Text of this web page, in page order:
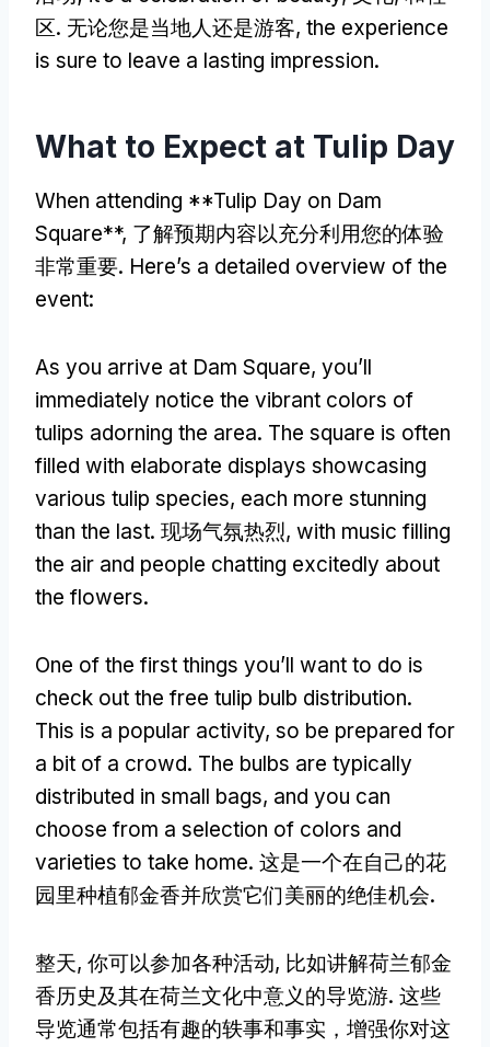
区. 无论您是当地人还是游客, the experience
is sure to leave a lasting impression.
What to Expect at Tulip Day
When attending **Tulip Day on Dam
Square**, 了解预期内容以充分利用您的体验
非常重要. Here’s a detailed overview of the
event:
As you arrive at Dam Square, you’ll
immediately notice the vibrant colors of
tulips adorning the area. The square is often
filled with elaborate displays showcasing
various tulip species, each more stunning
than the last. 现场气氛热烈, with music filling
the air and people chatting excitedly about
the flowers.
One of the first things you’ll want to do is
check out the free tulip bulb distribution.
This is a popular activity, so be prepared for
a bit of a crowd. The bulbs are typically
distributed in small bags, and you can
choose from a selection of colors and
varieties to take home. 这是一个在自己的花
园里种植郁金香并欣赏它们美丽的绝佳机会.
整天, 你可以参加各种活动, 比如讲解荷兰郁金
香历史及其在荷兰文化中意义的导览游. 这些
导览通常包括有趣的轶事和事实，增强你对这